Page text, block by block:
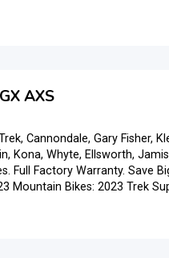
AXS
Cannondale, Gary Fisher,
Kona, Whyte, Ellsworth,
Full Factory Warranty. Save
Mountain Bikes: 2023 Trek